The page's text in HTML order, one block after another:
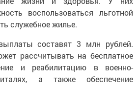
воспользоваться льготной
служебное жилье.
рассчитывать на бесплатное
и реабилитацию в военно-
а также обеспечение